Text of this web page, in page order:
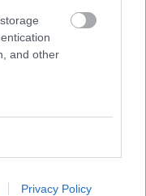
and other
Privacy Policy